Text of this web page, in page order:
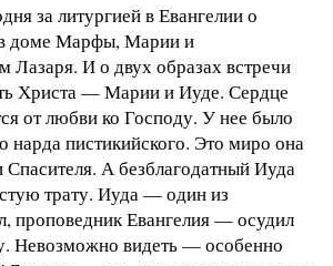
за литургией в Евангелии о
в доме Марфы, Марии и
Лазаря. И о двух образах встречи
Христа — Марии и Иуде. Сердце
от любви ко Господу. У нее было
нарда пистикийского. Это миро она
Спасителя. А безблагодатный Иуда
трату. Иуда — один из
проповедник Евангелия — осудил
Невозможно видеть — особенно